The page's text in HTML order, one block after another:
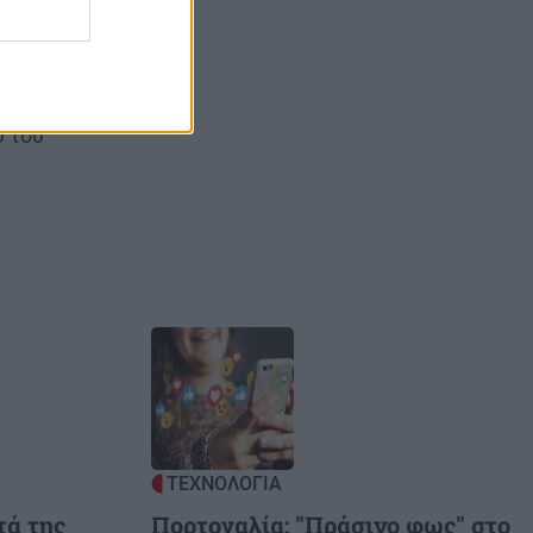
του
της
Image
ΤΕΧΝΟΛΟΓΙΑ
Πορτογαλία: "Πράσινο φως" στο